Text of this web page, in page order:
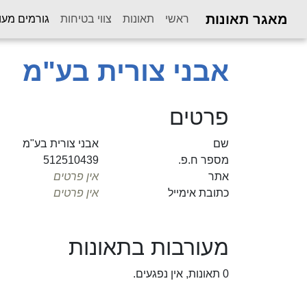
מאגר תאונות ראשי תאונות צווי בטיחות גורמים
אבני צורית בע"מ
פרטים
שם
אבני צורית בע"מ
מספר ח.פ.
512510439
אתר
אין פרטים
כתובת אימייל
אין פרטים
מעורבות בתאונות
0 תאונות, אין נפגעים.